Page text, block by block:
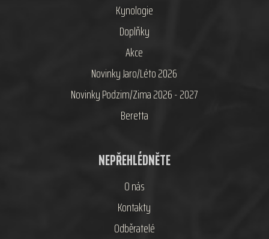
Kynologie
Doplňky
Akce
Novinky Jaro/Léto 2026
Novinky Podzim/Zima 2026 - 2027
Beretta
NEPŘEHLÉDNĚTE
O nás
Kontakty
Odběratelé